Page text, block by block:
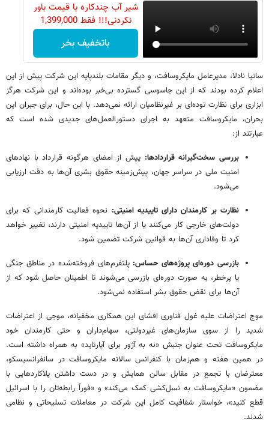
شیر آب چندکاره با قیمت باور
نکردنی!!! فقط 1,399,000
باتخفیف بخر
ساتیا نادلا، مدیرعامل مایکروسافت، و دیگر مقامات بلندپایه این شرکت پیش از این
اعلام کرده بودند که از این جاسوسی گسترده بی‌خبر بوده‌اند و این شرکت هرگز
ابزاری برای نظارت توده‌ای بر غیرنظامیان ارائه نمی‌دهد. با این حال، برای جبران این
بحران، مایکروسافت متعهد به اجرای دستورالعمل‌های جدیدی شده است که
عبارتند از:
بررسی سخت‌گیرانه قراردادها: پیش از امضای هرگونه قرارداد با نهادهای
امنیت ملی در سراسر جهان، پیش‌زمینه حقوق بشری آن‌ها به دقت ارزیابی
می‌شود.
نظارت بر کارمندان دارای تاییدیه امنیتی: نحوه فعالیت کارمندانی که برای
دولت‌های خارجی کار می‌کنند یا از آن‌ها تاییدیه امنیتی دارند، تغییر خواهد
کرد تا وفاداری آن‌ها به قوانین شرکت تضمین شود.
بازرسی دوره‌ای پروژه‌های حساس: پلتفرم‌های فروخته‌شده در مناطق جنگی
یا پرخطر، به صورت دوره‌ای بازرسی می‌شوند تا اطمینان حاصل شود که از
آن‌ها برای نقض حقوق بشر استفاده نمی‌شود.
موج اعتراضات علیه غول فناوری افشای این همکاری مخفیانه، موجی از اعتراضات
شدید را از سوی سازمان‌های غیردولتی، سهام‌داران و حتی کارمندان خود
مایکروسافت تحت عنوان جنبش «نه به آژور برای آپارتاید» به همراه داشته است.
در همین هفته و هم‌زمان با کنفرانس سالانه مایکروسافت در سانفرانسیسکو،
معترضان با تجمع در مقابل سالن همایش و در دست داشتن پلاکاردهایی با
مضمون «مایکروسافت به نسل‌کشی کمک می‌کند» و «فوراً رابطه‌تان را با اسرائیل
قطع کنید»، خواستار شفافیت کامل این شرکت در معاملات تسلیحاتی و نظامی
شدند.